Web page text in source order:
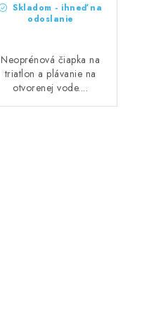
Skladom - ihneď na
odoslanie
Neoprénová čiapka na
triatlon a plávanie na
otvorenej vode....